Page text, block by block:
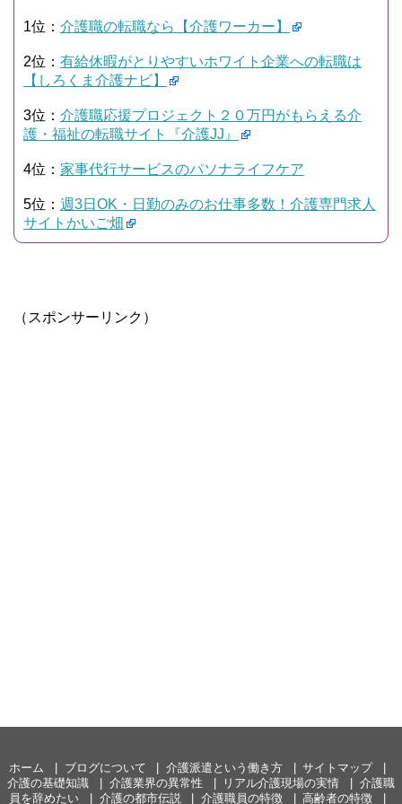
1位： 介護職の転職なら【介護ワーカー】
2位： 有給休暇がとりやすいホワイト企業への転職は
【しろくま介護ナビ】
3位： 介護職応援プロジェクト２０万円がもらえる介
護・福祉の転職サイト『介護JJ』
4位： 家事代行サービスのパソナライフケア
5位： 週3日OK・日勤のみのお仕事多数！介護専門求人
サイトかいご畑
（スポンサーリンク）
ホーム ブログについて 介護派遣という働き方
サイトマップ
介護の基礎知識
介護業界の異常性 リアル介護現場の実情
介護職
員を辞めたい
介護の都市伝説 介護職員の特徴 高齢者の特徴